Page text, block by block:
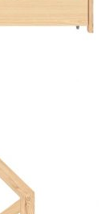
е включен)
масив, 90х200